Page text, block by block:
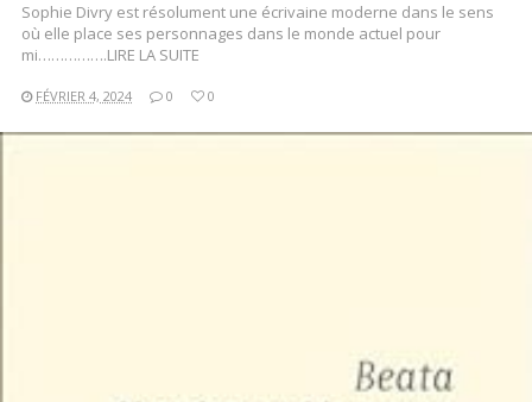
Sophie Divry est résolument une écrivaine moderne dans le sens
où elle place ses personnages dans le monde actuel pour
mi…………….LIRE LA SUITE
FÉVRIER 4, 2024 0 0